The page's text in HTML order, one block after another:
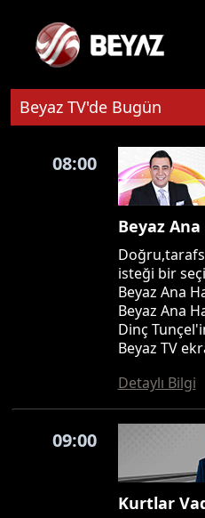
Beyaz TV'de Bugün
08:00
Beyaz
isteği bir
Beyaz Ana
Beyaz Ana
Dinç
Beyaz TV
Detaylı Bilgi
09:00
Kurtlar